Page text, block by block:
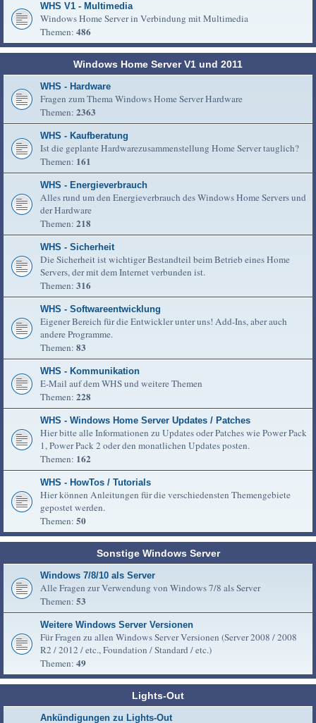
WHS V1 - Multimedia
Windows Home Server in Verbindung mit Multimedia
Themen: 486
Windows Home Server V1 und 2011
WHS - Hardware
Fragen zum Thema Windows Home Server Hardware
Themen: 2363
WHS - Kaufberatung
Ist die geplante Hardwarezusammenstellung Home Server tauglich?
Themen: 161
WHS - Energieverbrauch
Alles rund um den Energieverbrauch des Windows Home Servers und
der Hardware
Themen: 218
WHS - Sicherheit
Die Sicherheit ist wichtiger Bestandteil beim Betrieb eines Home
Servers, der mit dem Internet verbunden ist.
Themen: 316
WHS - Softwareentwicklung
Eigener Bereich für die Entwickler unter uns! Add-Ins, aber auch
andere Programme.
Themen: 83
WHS - Kommunikation
E-Mail auf dem WHS und weitere Themen
Themen: 228
WHS - Windows Home Server Updates / Patches
Hier bitte alle Informationen zu Updates oder Patches wie Power Pack
1, Power Pack 2 oder den monatlichen Updates posten.
Themen: 162
WHS - HowTos / Tutorials
Hier können Anleitungen für die verschiedensten Themengebiete
gepostet werden.
Themen: 50
Sonstige Windows Server
Windows 7/8/10 als Server
Alle Fragen zur Verwendung von Windows 7/8 als Server
Themen: 53
Weitere Windows Server Versionen
Für Fragen zu allen Windows Server Versionen (Server 2008 / 2008
R2 / 2012 / etc., Foundation / Standard / etc.)
Themen: 49
Lights-Out
Ankündigungen zu Lights-Out